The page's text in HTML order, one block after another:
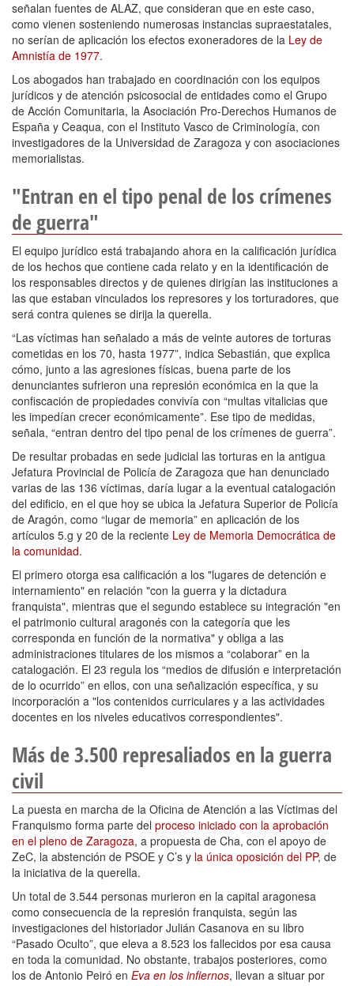
señalan fuentes de ALAZ, que consideran que en este caso,
como vienen sosteniendo numerosas instancias supraestatales,
no serían de aplicación los efectos exoneradores de la Ley de
Amnistía de 1977.
Los abogados han trabajado en coordinación con los equipos
jurídicos y de atención psicosocial de entidades como el Grupo
de Acción Comunitaria, la Asociación Pro-Derechos Humanos de
España y Ceaqua, con el Instituto Vasco de Criminología, con
investigadores de la Universidad de Zaragoza y con asociaciones
memorialistas.
"Entran en el tipo penal de los crímenes
de guerra"
El equipo jurídico está trabajando ahora en la calificación jurídica
de los hechos que contiene cada relato y en la identificación de
los responsables directos y de quienes dirigían las instituciones a
las que estaban vinculados los represores y los torturadores, que
será contra quienes se dirija la querella.
“Las víctimas han señalado a más de veinte autores de torturas
cometidas en los 70, hasta 1977”, indica Sebastián, que explica
cómo, junto a las agresiones físicas, buena parte de los
denunciantes sufrieron una represión económica en la que la
confiscación de propiedades convivía con “multas vitalicias que
les impedían crecer económicamente”. Ese tipo de medidas,
señala, “entran dentro del tipo penal de los crímenes de guerra”.
De resultar probadas en sede judicial las torturas en la antigua
Jefatura Provincial de Policía de Zaragoza que han denunciado
varias de las 136 víctimas, daría lugar a la eventual catalogación
del edificio, en el que hoy se ubica la Jefatura Superior de Policía
de Aragón, como “lugar de memoria” en aplicación de los
artículos 5.g y 20 de la reciente Ley de Memoria Democrática de
la comunidad.
El primero otorga esa calificación a los "lugares de detención e
internamiento" en relación "con la guerra y la dictadura
franquista", mientras que el segundo establece su integración "en
el patrimonio cultural aragonés con la categoría que les
corresponda en función de la normativa" y obliga a las
administraciones titulares de los mismos a “colaborar” en la
catalogación. El 23 regula los “medios de difusión e interpretación
de lo ocurrido” en ellos, con una señalización específica, y su
incorporación a "los contenidos curriculares y a las actividades
docentes en los niveles educativos correspondientes".
Más de 3.500 represaliados en la guerra
civil
La puesta en marcha de la Oficina de Atención a las Víctimas del
Franquismo forma parte del proceso iniciado con la aprobación
en el pleno de Zaragoza, a propuesta de Cha, con el apoyo de
ZeC, la abstención de PSOE y C’s y la única oposición del PP, de
la iniciativa de la querella.
Un total de 3.544 personas murieron en la capital aragonesa
como consecuencia de la represión franquista, según las
investigaciones del historiador Julián Casanova en su libro
“Pasado Oculto”, que eleva a 8.523 los fallecidos por esa causa
en toda la comunidad. No obstante, trabajos posteriores, como
los de Antonio Peiró en Eva en los infiernos, llevan a situar por